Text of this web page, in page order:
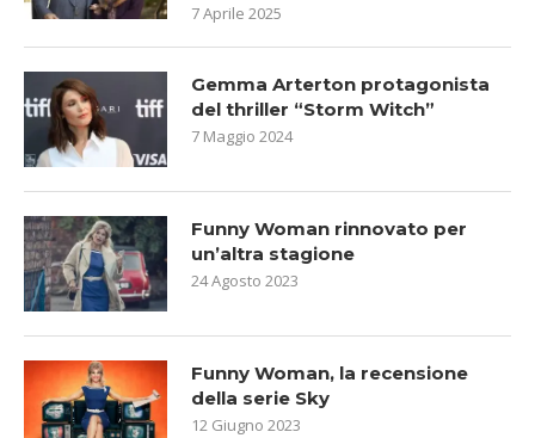
7 Aprile 2025
Gemma Arterton protagonista
del thriller “Storm Witch”
7 Maggio 2024
Funny Woman rinnovato per
un’altra stagione
24 Agosto 2023
Funny Woman, la recensione
della serie Sky
12 Giugno 2023